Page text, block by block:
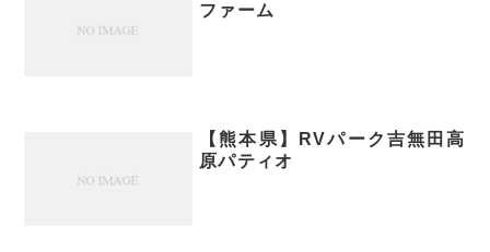
ファーム
【熊本県】RVパーク吉無田高
原パティオ